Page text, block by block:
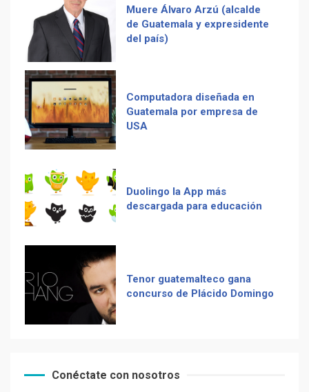
Computadora diseñada en
Guatemala por empresa de
USA
Duolingo la App más
descargada para educación
Tenor guatemalteco gana
concurso de Plácido Domingo
Chapinismos sobre animales
Guatemala
Conéctate con nosotros
Recetas del fiambre
guatemalteco
Adiós Cédula de Vecindad
La Multiplicación de las
Receta De Las Longanizas